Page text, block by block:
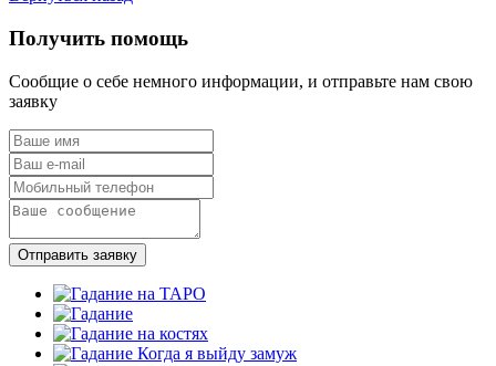
Получить помощь
Сообщие о себе немного информации, и отправьте нам свою
заявку
Отправить заявку